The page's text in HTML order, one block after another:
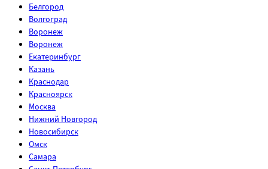
Белгород
Волгоград
Воронеж
Воронеж
Екатеринбург
Казань
Краснодар
Красноярск
Москва
Нижний Новгород
Новосибирск
Омск
Самара